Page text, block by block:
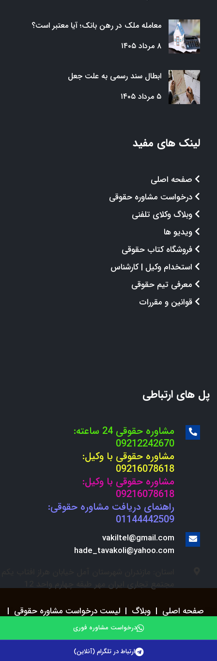
معامله ملک در رهن بانک؛ آیا معتبر است؟
۸ مرداد ۱۴۰۵
ابطال سند رسمی به علت جعل
۵ مرداد ۱۴۰۵
لینک های مفید
صفحه اصلی
درخواست مشاوره حقوقی
وبلاگ وکلای تلفنی
ویدیو ها
فروشگاه کتاب حقوقی
استخدام وکیل | کارشناس
معرفی تیم حقوقی
قوانین و مقررات
پل های ارتباطی
مشاوره حقوقی 24 ساعته:
09212242670
مشاوره حقوقی با وکیل:
09216078618
مشاوره حقوقی با وکیل:
09216078618
راهنمای دریافت مشاوره حقوقی:
01144442509
vakiltel@gmail.com
hade_tavakoli@yahoo.com
صفحه اصلی | وبلاگ | لیست درخواست مشاوره حقوقی |
© 2021. وکلای تلفنی . تمامی حقوق مادی و معنوی سایت
درخواست مشاوره فوری
ارتباط در تلگرام (آنلاین)